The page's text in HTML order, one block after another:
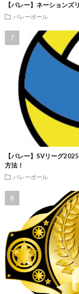
【バレー】ネーション
バレーボール
【バレー】SVリーグ
方法！
バレーボール